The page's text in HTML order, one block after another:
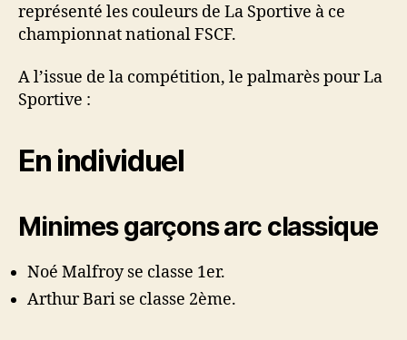
représenté les couleurs de La Sportive à ce
championnat national FSCF.
A l’issue de la compétition, le palmarès pour La
Sportive :
En individuel
Minimes garçons arc classique
Noé Malfroy se classe 1er.
Arthur Bari se classe 2ème.